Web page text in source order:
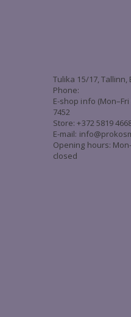
Tulika 15/17, Tallinn,
Phone:
E-shop info (Mon–Fri
7452
Store: +372 5819
E-mail:
Opening hours:
closed